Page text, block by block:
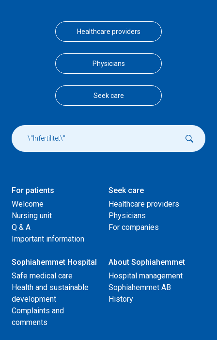
Healthcare providers
Physicians
Seek care
For patients
Welcome
Nursing unit
Q & A
Important information
Seek care
Healthcare providers
Physicians
For companies
Sophiahemmet Hospital
Safe medical care
Health and sustainable
development
Complaints and
comments
About Sophiahemmet
Hospital management
Sophiahemmet AB
History